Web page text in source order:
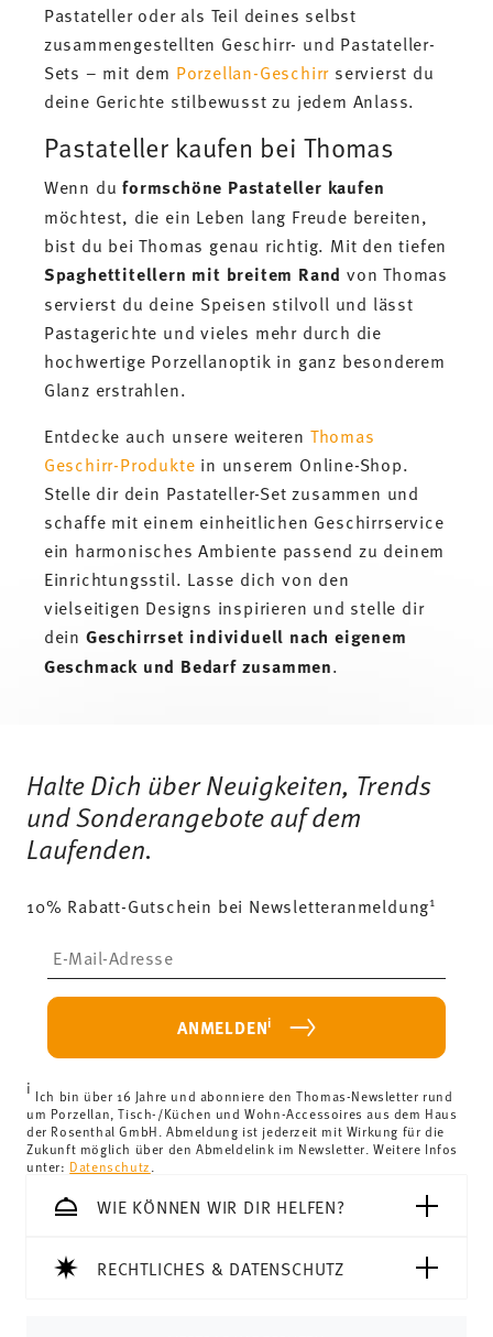
Pastateller oder als Teil deines selbst
zusammengestellten Geschirr- und Pastateller-
Sets – mit dem Porzellan-Geschirr servierst du
deine Gerichte stilbewusst zu jedem Anlass.
Pastateller kaufen bei Thomas
Wenn duformschöne Pastateller kaufen
möchtest, die ein Leben lang Freude bereiten,
bist du bei Thomas genau richtig. Mit den tiefen
Spaghettitellern mit breitem Rand von Thomas
servierst du deine Speisen stilvoll und lässt
Pastagerichte und vieles mehr durch die
hochwertige Porzellanoptik in ganz besonderem
Glanz erstrahlen.
Entdecke auch unsere weiteren Thomas
Geschirr-Produkte in unserem Online-Shop.
Stelle dir dein Pastateller-Set zusammen und
schaffe mit einem einheitlichen Geschirrservice
ein harmonisches Ambiente passend zu deinem
Einrichtungsstil. Lasse dich von den
vielseitigen Designs inspirieren und stelle dir
dein Geschirrset individuell nach eigenem
Geschmack und Bedarf zusammen.
Halte Dich über Neuigkeiten, Trends
und Sonderangebote auf dem
Laufenden.
10% Rabatt-Gutschein bei Newsletteranmeldung1
ANMELDENi
i Ich bin über 16 Jahre und abonniere den Thomas-Newsletter rund
um Porzellan, Tisch-/Küchen und Wohn-Accessoires aus dem Haus
der Rosenthal GmbH. Abmeldung ist jederzeit mit Wirkung für die
Zukunft möglich über den Abmeldelink im Newsletter. Weitere Infos
unter: Datenschutz
WIE KÖNNEN WIR DIR HELFEN?
RECHTLICHES & DATENSCHUTZ